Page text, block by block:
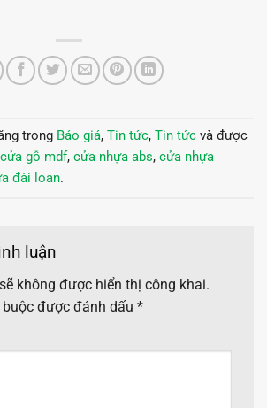
trong Báo giá, Tin tức, Tin tức và được
cửa gỗ mdf, cửa nhựa abs, cửa nhựa
đài loan.
luận
không được hiển thị công khai.
được đánh dấu *